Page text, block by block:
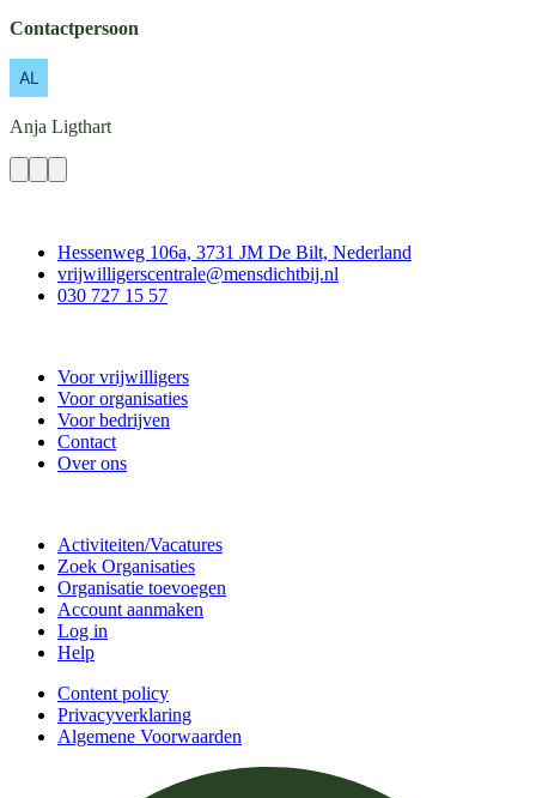
Contactpersoon
Anja Ligthart
Hessenweg 106a, 3731 JM De Bilt, Nederland
vrijwilligerscentrale@mensdichtbij.nl
030 727 15 57
Voor vrijwilligers
Voor organisaties
Voor bedrijven
Contact
Over ons
Activiteiten/Vacatures
Zoek Organisaties
Organisatie toevoegen
Account aanmaken
Log in
Help
Content policy
Privacyverklaring
Algemene Voorwaarden